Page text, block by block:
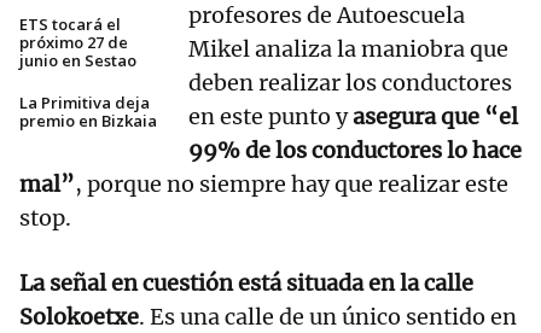
ETS tocará el
próximo 27 de
junio en Sestao
La Primitiva deja
premio en Bizkaia
profesores de Autoescuela
Mikel analiza la maniobra que
deben realizar los conductores
en este punto yasegura que “el
99% de los conductores lo hace
mal”, porque no siempre hay que realizar este
stop.
La señal en cuestión está situada en la calle
Solokoetxe. Es una calle de un único sentido en